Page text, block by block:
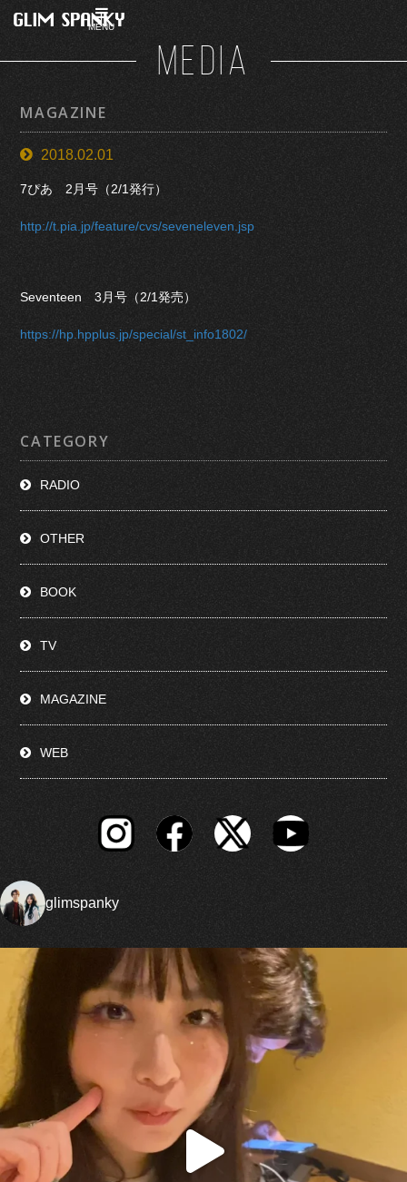
MENU
MEDIA
MAGAZINE
2018.02.01
7ぴあ 2月号（2/1発行）
http://t.pia.jp/feature/cvs/seveneleven.jsp
Seventeen 3月号（2/1発売）
https://hp.hpplus.jp/special/st_info1802/
CATEGORY
RADIO
OTHER
BOOK
TV
MAGAZINE
WEB
glimspanky